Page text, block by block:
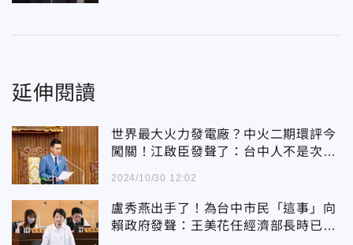
延伸閱讀
世界最大火力發電廠？中火二期環評今
闖關！江啟臣發聲了：台中人不是次等
2024/10/30 12:02
盧秀燕出手了！為台中市民「這事」向
賴政府發聲：王美花任經濟部長時已答